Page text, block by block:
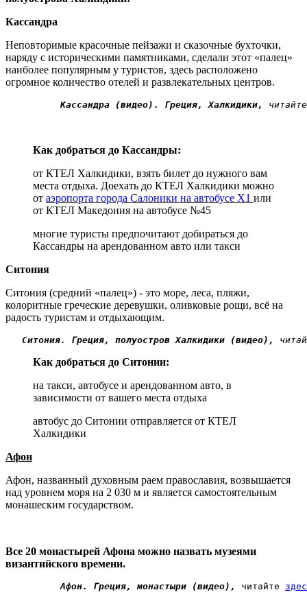
Кассандра
Неповторимые красочные пейзажи и сказочные бухточки,
наряду с историческими памятниками, сделали этот «палец»
наиболее популярным у туристов, здесь расположено
огромное количество отелей и развлекательных центров.
Кассандра (видео). Греция, Халкидики,
Как добраться до Кассандры:
от КТЕЛ Халкидики, взять билет до нужного вам
места отдыха. Доехать до КТЕЛ Халкидики можно
от аэропорта города Салоники на автобусе Х1 или
от КТЕЛ Македония на автобусе №45
многие туристы предпочитают добираться до
Кассандры на арендованном авто или такси
Ситония
Ситония (средний «палец») - это море, леса, пляжи,
колоритные греческие деревушки, оливковые рощи, всё на
радость туристам и отдыхающим.
Ситония. Греция, полуостров Халкидики (видео),
Как добраться до Ситонии:
на такси, автобусе и арендованном авто, в
зависимости от вашего места отдыха
автобус до Ситонии отправляется от КТЕЛ
Халкидики
Афон
Афон, названный духовным раем православия, возвышается
над уровнем моря на 2 030 м и является самостоятельным
монашеским государством.
Все 20 монастырей Афона можно назвать музеями
византийского времени.
Афон. Греция, монастыри (видео), читайте